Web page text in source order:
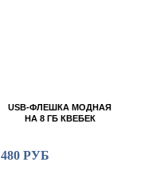
USB-ФЛЕШКА МОДНАЯ
НА 8 ГБ КВЕБЕК
480 РУБ